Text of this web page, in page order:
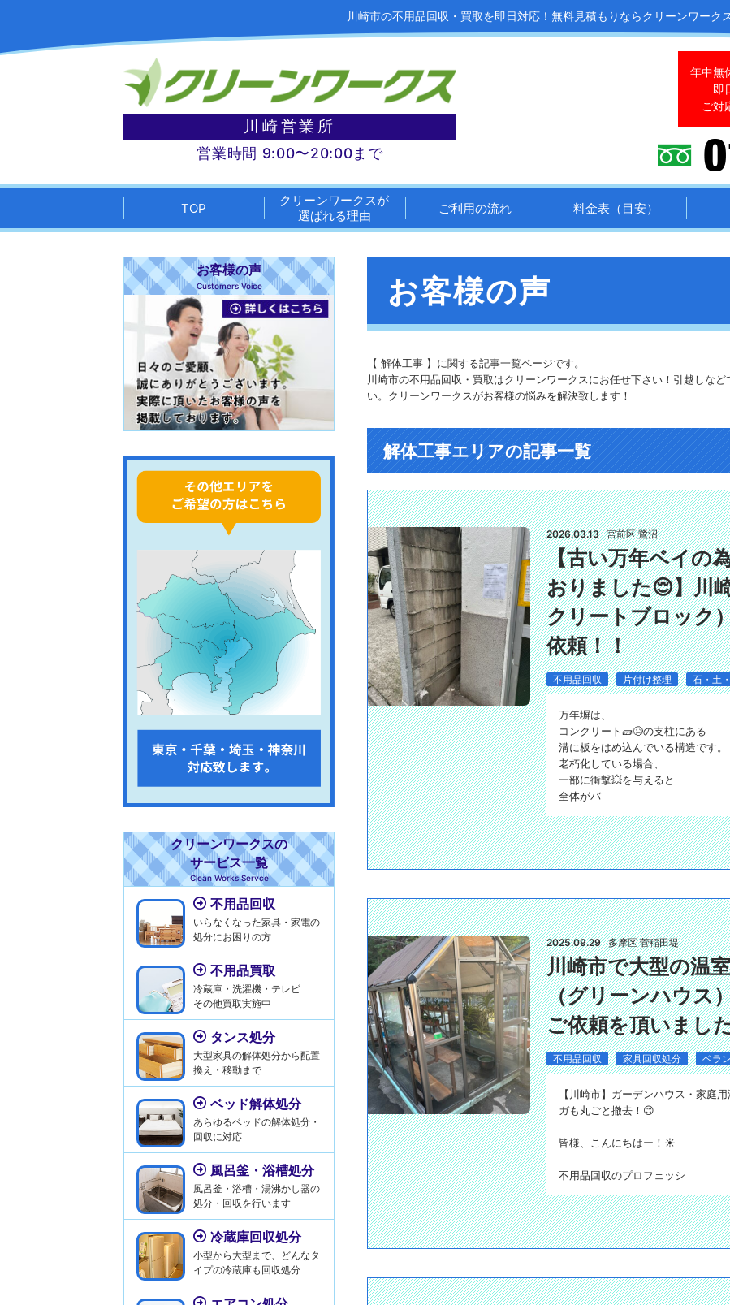
川崎市の不用品回収・買取を即日対応！ 無料見積もりならクリーンワーク
川崎営業所
営業時間 9:00〜20:00まで
年中無
即
ご対
TOP
クリーンワークスが
選ばれる理由
ご利用の流れ 料金表（目安）
お客様の声
【 解体工事 】に関する記事一覧ページです。
川崎市の不用品回収・買取はクリーンワークスにお任せ下さい！引越しな
い。クリーンワークスがお客様の悩みを解決致します！
解体工事エリアの記事一覧
2026.03.13 宮前区 鷺沼
【古い万年ベイの
おりました😌】川
クリートブロック
依頼！！
不用品回収 片付け整理 石・土
万年塀は、
コンクリート🧱😥の支柱にある
溝に板をはめ込んでいる構造です。
老朽化している場合、
一部に衝撃💥を与えると
全体がバ
2025.09.29 多摩区 菅稲田堤
川崎市で大型の温
（グリーンハウス
ご依頼を頂いまし
不用品回収 家具回収処分 ベラ
【川崎市】ガーデンハウス・家庭
ガも丸ごと撤去！😊
皆様、こんにちはー！☀️
不用品回収のプロフェッシ
お客様の声
Customers Voice
クリーンワークスの
サービス一覧
Clean Works Servce
不用品回収
いらなくなった家具・家電の
処分にお困りの方
不用品買取
冷蔵庫・洗濯機・テレビ
その他買取実施中
タンス処分
大型家具の解体処分から配置
換え・移動まで
ベッド解体処分
あらゆるベッドの解体処分・
回収に対応
風呂釜・浴槽処分
風呂釜・浴槽・湯沸かし器の
処分・回収を行います
冷蔵庫回収処分
小型から大型まで、どんなタ
イプの冷蔵庫も回収処分